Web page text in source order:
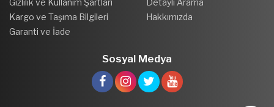
Kargo ve Taşıma Bilgileri
Garanti ve İade
Hakkımızda
Sosyal Medya